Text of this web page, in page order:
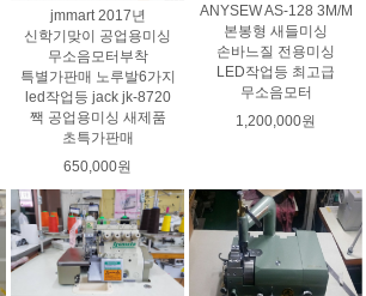
jmmart 2017년
신학기맞이 공업용미싱
무소음모터부착
특별가판매 노루발6가지
led작업등 jack jk-8720
짹 공업용미싱 새제품
초특가판매
650,000원
ANYSEW AS-128 3M/M
본봉형 새들미싱
손바느질 전용미싱
LED작업등 최고급
무소음모터
1,200,000원